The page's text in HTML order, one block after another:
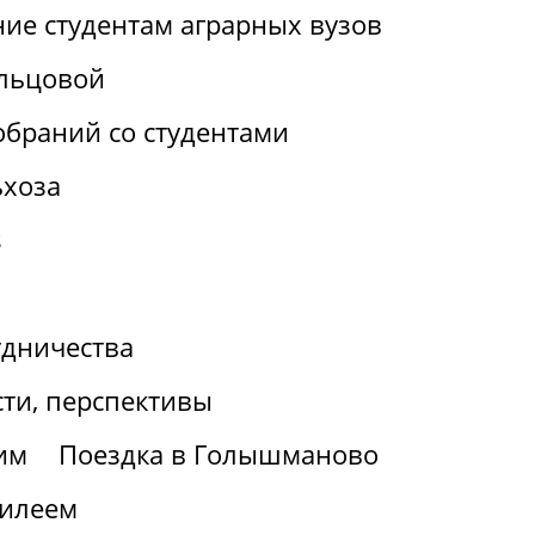
студентам аграрных вузов
со студентами
перспективы
Поездка в Голышманово